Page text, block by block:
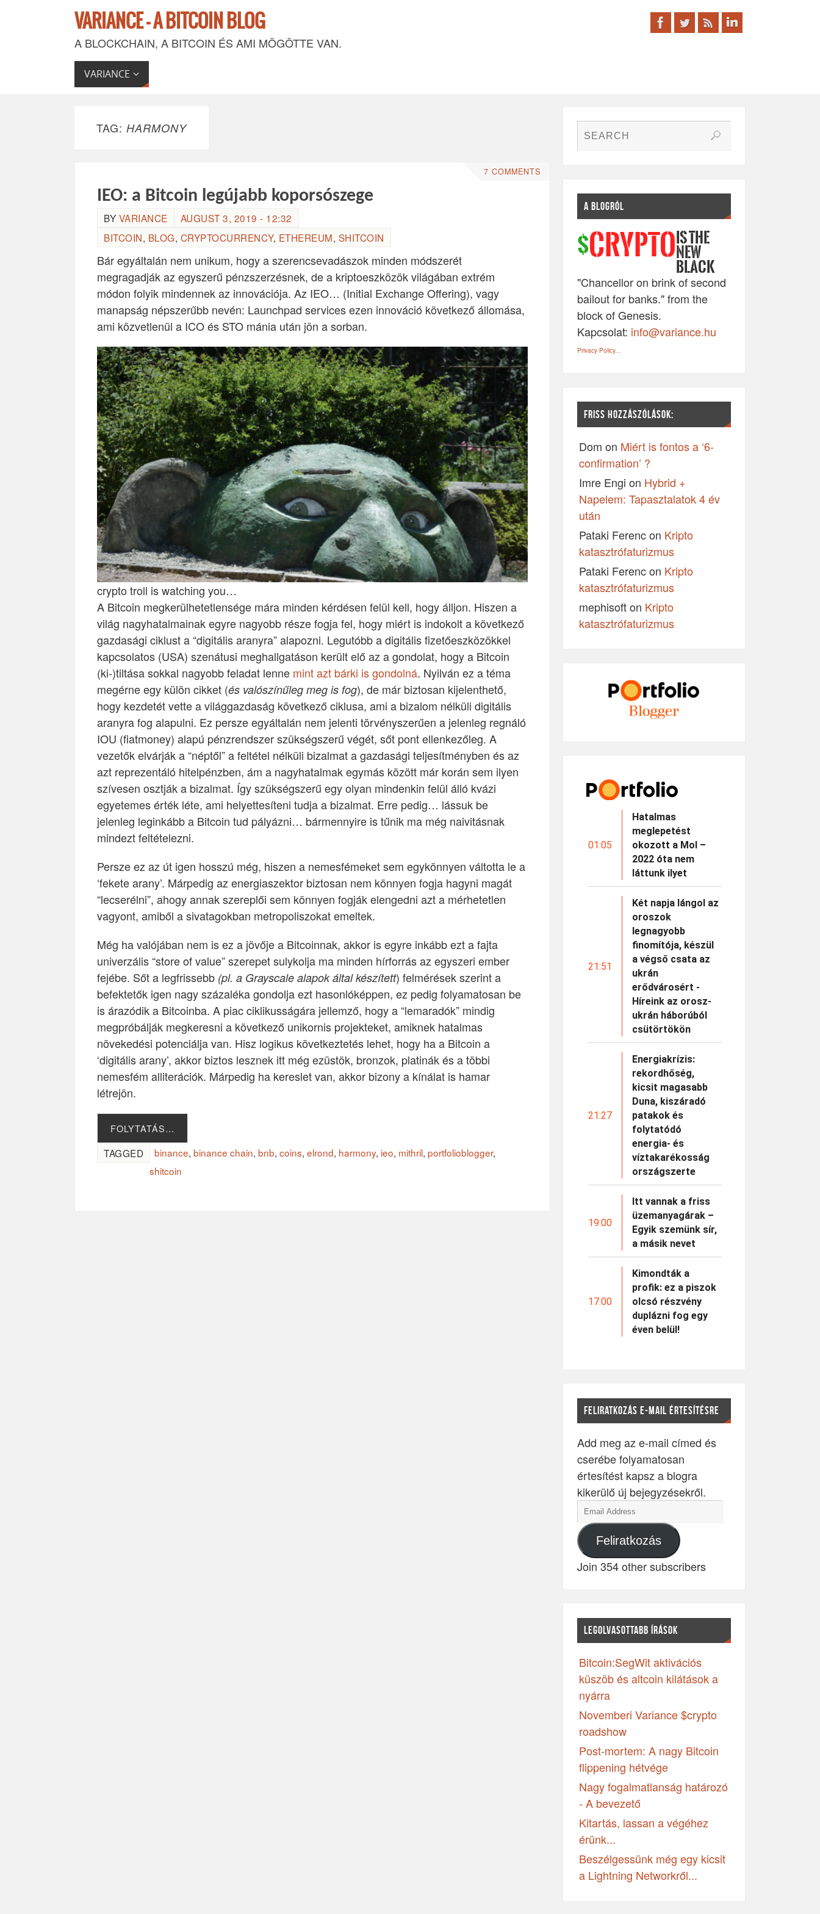
VARIANCE - A BITCOIN BLOG
A BLOCKCHAIN, A BITCOIN ÉS AMI MÖGÖTTE VAN.
VARIANCE
TAG: HARMONY
7 COMMENTS
IEO: a Bitcoin legújabb koporsószege
BY VARIANCE
AUGUST 3, 2019 - 12:32
BITCOIN, BLOG, CRYPTOCURRENCY, ETHEREUM, SHITCOIN
Bár egyáltalán nem unikum, hogy a szerencsevadászok minden módszerét
megragadják az egyszerű pénzszerzésnek, de a kriptoeszközök világában extrém
módon folyik mindennek az innovációja. Az IEO… (Initial Exchange Offering), vagy
manapság népszerűbb nevén: Launchpad services ezen innováció következő állomása,
ami közvetlenül a ICO és STO mánia után jön a sorban.
crypto troll is watching you…
A Bitcoin megkerülhetetlensége mára minden kérdésen felül kell, hogy álljon. Hiszen a
világ nagyhatalmainak egyre nagyobb része fogja fel, hogy miért is indokolt a következő
gazdasági ciklust a “digitális aranyra” alapozni. Legutóbb a digitális fizetőeszközökkel
kapcsolatos (USA) szenátusi meghallgatáson került elő az a gondolat, hogy a Bitcoin
(ki-)tiltása sokkal nagyobb feladat lenne mint azt bárki is gondolná. Nyilván ez a téma
megérne egy külön cikket (és valószínűleg meg is fog), de már biztosan kijelenthető,
hogy kezdetét vette a világgazdaság következő ciklusa, ami a bizalom nélküli digitális
aranyra fog alapulni. Ez persze egyáltalán nem jelenti törvényszerűen a jelenleg regnáló
IOU (fiatmoney) alapú pénzrendszer szükségszerű végét, sőt pont ellenkezőleg. A
vezetők elvárják a “néptől” a feltétel nélküli bizalmat a gazdasági teljesítményben és az
azt reprezentáló hitelpénzben, ám a nagyhatalmak egymás között már korán sem ilyen
szívesen osztják a bizalmat. Így szükségszerű egy olyan mindenkin felül álló kvázi
egyetemes érték léte, ami helyettesíteni tudja a bizalmat. Erre pedig… lássuk be
jelenleg leginkább a Bitcoin tud pályázni… bármennyire is tűnik ma még naivitásnak
mindezt feltételezni.
Persze ez az út igen hosszú még, hiszen a nemesfémeket sem egykönnyen váltotta le a
‘fekete arany’. Márpedig az energiaszektor biztosan nem könnyen fogja hagyni magát
“lecserélni”, ahogy annak szereplői sem könnyen fogják elengedni azt a mérhetetlen
vagyont, amiből a sivatagokban metropoliszokat emeltek.
Még ha valójában nem is ez a jövője a Bitcoinnak, akkor is egyre inkább ezt a fajta
univerzális “store of value” szerepet sulykolja ma minden hírforrás az egyszeri ember
fejébe. Sőt a legfrissebb (pl. a Grayscale alapok által készített) felmérések szerint a
befektetők igen nagy százaléka gondolja ezt hasonlóképpen, ez pedig folyamatosan be
is árazódik a Bitcoinba. A piac ciklikusságára jellemző, hogy a “lemaradók” mindig
megpróbálják megkeresni a következő unikornis projekteket, amiknek hatalmas
növekedési potenciálja van. Hisz logikus következtetés lehet, hogy ha a Bitcoin a
‘digitális arany’, akkor biztos lesznek itt még ezüstök, bronzok, platinák és a többi
nemesfém alliterációk. Márpedig ha kereslet van, akkor bizony a kínálat is hamar
létrejön.
FOLYTATÁS…
TAGGED binance, binance chain, bnb, coins, elrond, harmony, ieo, mithril, portfolioblogger,
shitcoin
A BLOGRÓL
$CRYPTO IS THE
NEW
BLACK
"Chancellor on brink of second
bailout for banks." from the
block of Genesis.
Kapcsolat: info@variance.hu
Privacy Policy...
FRISS HOZZÁSZÓLÁSOK:
Dom on Miért is fontos a ‘6-
confirmation’ ?
Imre Engi on Hybrid +
Napelem: Tapasztalatok 4 év
után
Pataki Ferencon Kripto
katasztrófaturizmus
Pataki Ferencon Kripto
katasztrófaturizmus
mephisofton Kripto
katasztrófaturizmus
01:05
Hatalmas
meglepetést
okozott a Mol –
2022 óta nem
láttunk ilyet
21:51
Két napja lángol az
oroszok
legnagyobb
finomítója, készül
a végső csata az
ukrán
erődvárosért -
Híreink az orosz-
ukrán háborúból
csütörtökön
21:27
Energiakrízis:
rekordhőség,
kicsit magasabb
Duna, kiszáradó
patakok és
folytatódó
energia- és
víztakarékosság
országszerte
19:00
Itt vannak a friss
üzemanyagárak –
Egyik szemünk sír,
a másik nevet
17:00
Kimondták a
profik: ez a piszok
olcsó részvény
duplázni fog egy
éven belül!
FELIRATKOZÁS E-MAIL ÉRTESÍTÉSRE
Add meg az e-mail címed és
cserébe folyamatosan
értesítést kapsz a blogra
kikerülő új bejegyzésekről.
Feliratkozás
Join 354 other subscribers
LEGOLVASOTTABB ÍRÁSOK
Bitcoin:SegWit aktivációs
küszöb és altcoin kilátások a
nyárra
Novemberi Variance $crypto
roadshow
Post-mortem: A nagy Bitcoin
flippening hétvége
Nagy fogalmatlanság határozó
- A bevezető
Kitartás, lassan a végéhez
érünk...
Beszélgessünk még egy kicsit
a Lightning Networkről...